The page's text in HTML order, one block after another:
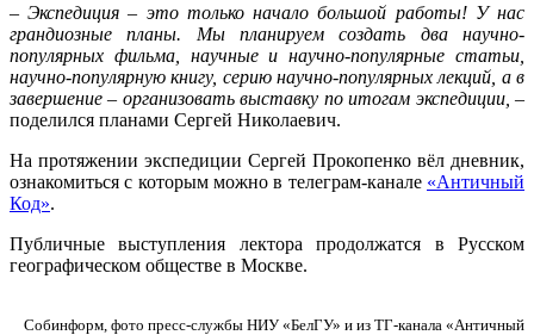
– Экспедиция – это только начало большой работы! У нас
грандиозные планы. Мы планируем создать два научно-
популярных фильма, научные и научно-популярные статьи,
научно-популярную книгу, серию научно-популярных лекций, а в
завершение – организовать выставку по итогам экспедиции, –
поделился планами Сергей Николаевич.
На протяжении экспедиции Сергей Прокопенко вёл дневник,
ознакомиться с которым можно в телеграм-канале «Античный
Код».
Публичные выступления лектора продолжатся в Русском
географическом обществе в Москве.
Собинформ, фото пресс-службы НИУ «БелГУ» и из ТГ-канала «Античный